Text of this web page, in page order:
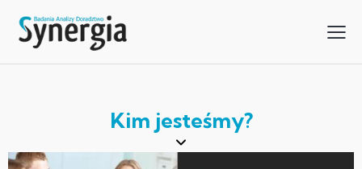
Kim jesteśmy?